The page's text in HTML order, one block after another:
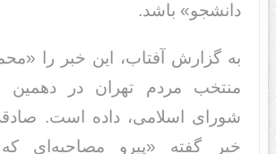
دانشجو» باشد.
به گزارش آفتاب، این خبر را
منتخب مردم تهران در
شورای اسلامی، داده است.
خبر گفته «پیرو مصاحبه‌ای